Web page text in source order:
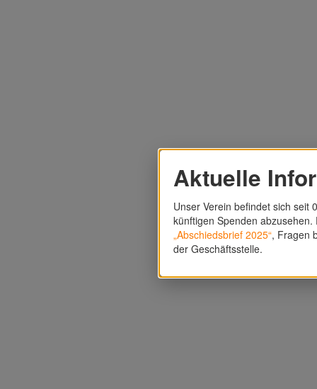
Aktuelle
Unser Verein befindet sich seit
künftigen Spenden
„Abschiedsbrief 2025“, Fragen
der Geschäftsstelle.